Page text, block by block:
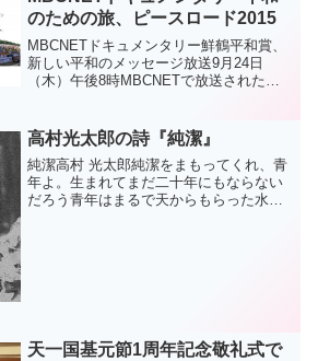
のための旅、ピースロード2015
MBCNETドキュメンタリー鮮鶴平和賞、
新しい平和のメッセージ放送9月24日
（木）午後8時MBCNETで放送された将
和のメッセージ>です。MBCNETドキュ
メンタリー...
高村光太郎の詩『純潔』
純潔高村 光太郎純潔をまもってくれ、青
年よ。生まれてまだ二十年にもならない
だろう青年はまるで天からもらった水晶
天一国基元節1周年記念敬礼式で